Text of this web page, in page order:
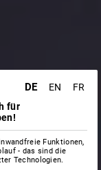
DE EN
FR
für
Funktionen,
- das sind die
Technologien.